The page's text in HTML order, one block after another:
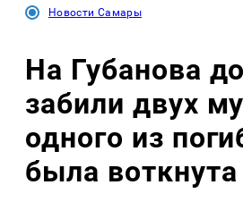
Новости Самары
На Губанова
забили двух
одного из
была воткнута